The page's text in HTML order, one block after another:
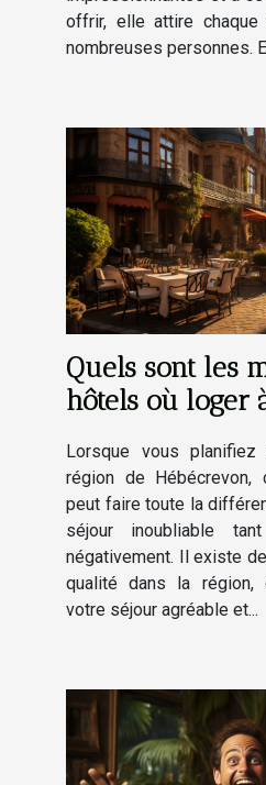
offrir, elle attire chaque
nombreuses personnes.
Quels sont les
hôtels où loger
Lorsque vous
région de Hébécrevon,
peut faire toute la
séjour inoubliable
négativement. Il existe
qualité dans la région,
votre séjour agréable et...